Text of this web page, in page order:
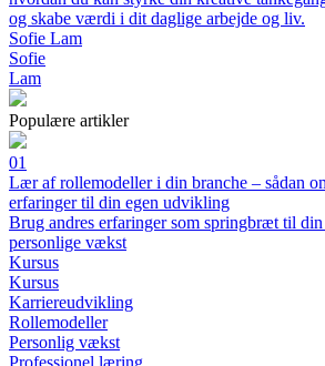
og skabe værdi i dit daglige arbejde og liv.
Sofie Lam
Sofie
Lam
Populære artikler
01
Lær af rollemodeller i din branche – sådan
erfaringer til din egen udvikling
Brug andres erfaringer som springbræt til
personlige vækst
Kursus
Kursus
Karriereudvikling
Rollemodeller
Personlig vækst
Professionel læring